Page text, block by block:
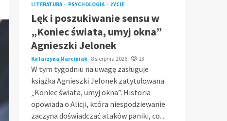
LITERATURA PSYCHOLOGIA ŻYCIE
Lęk i poszukiwanie sensu w
„Koniec świata, umyj okna”
Agnieszki Jelonek
Katarzyna Marciniak 8 sierpnia 2026 13
W tym tygodniu na uwagę zasługuje
książka Agnieszki Jelonek zatytułowana
„Koniec świata, umyj okna”. Historia
opowiada o Alicji, która niespodziewanie
zaczyna doświadczać ataków paniki, co...